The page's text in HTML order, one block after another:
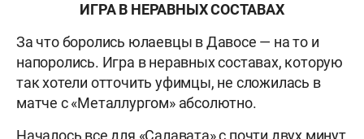
ИГРА В НЕРАВНЫХ СОСТАВАХ
За что боролись юлаевцы в Давосе — на то и
напоролись. Игра в неравных составах, которую
так хотели отточить уфимцы, не сложилась в
матче с «Металлургом» абсолютно.
Началось все для «Салавата» с почти двух минут